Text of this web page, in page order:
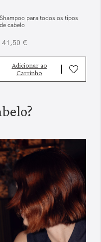
Shampoo para todos os tipos
de cabelo
41,50 €
Adicionar ao
Carrinho